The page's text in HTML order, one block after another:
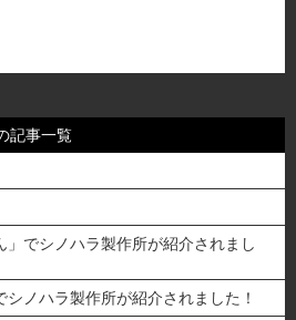
記事一覧
」でシノハラ製作所が紹介されまし
ノハラ製作所が紹介されました！